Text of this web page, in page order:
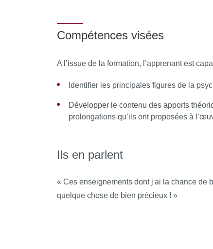
Compétences visées
A l’issue de la formation, l’apprenant est
Identifier les principales figures de la
Développer le contenu des apports
prolongations qu’ils ont proposées à
Ils en parlent
« Ces enseignements dont j'ai la chance de
quelque chose de bien précieux ! »